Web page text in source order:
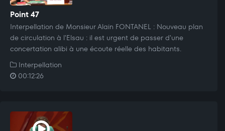
Point 47
Interpellation de Monsieur Alain FONTANEL : Nouveau plan
de circulation à l'Elsau : il est urgent de passer d'une
concertation alibi à une écoute réelle des habitants.
Interpellation
00:12:26